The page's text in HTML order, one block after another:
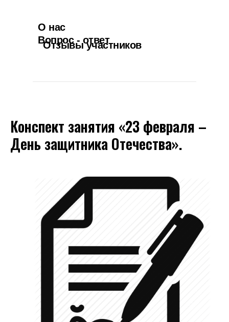
О нас
Вопрос - ответ
Отзывы участников
Конспект занятия «23 февраля –
День защитника Отечества».